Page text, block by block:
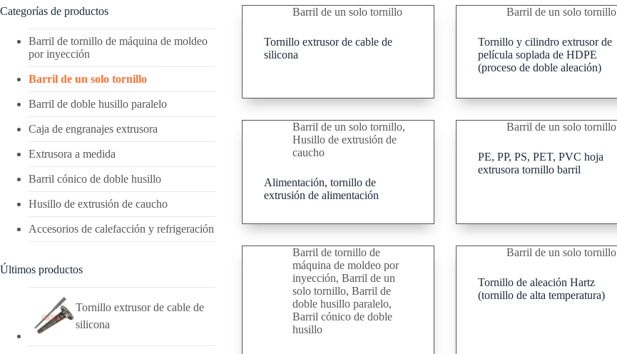
Barril de un solo tornillo
Tornillo extrusor de cable de
silicona
Barril de un solo tornillo
Tornillo y cilindro extrusor de
película soplada de HDPE
(proceso de doble aleación)
Barril de un solo tornillo,
Husillo de extrusión de
caucho
Alimentación, tornillo de
extrusión de alimentación
Barril de un solo tornillo
PE, PP, PS, PET, PVC hoja
extrusora tornillo barril
Barril de tornillo de
máquina de moldeo por
inyección, Barril de un
solo tornillo, Barril de
doble husillo paralelo,
Barril cónico de doble
husillo
Barril de un solo tornillo
Tornillo de aleación Hartz
(tornillo de alta temperatura)
Categorías de productos
Barril de tornillo de máquina de moldeo
por inyección
Barril de un solo tornillo
Barril de doble husillo paralelo
Caja de engranajes extrusora
Extrusora a medida
Barril cónico de doble husillo
Husillo de extrusión de caucho
Accesorios de calefacción y refrigeración
Últimos productos
Tornillo extrusor de cable de
silicona